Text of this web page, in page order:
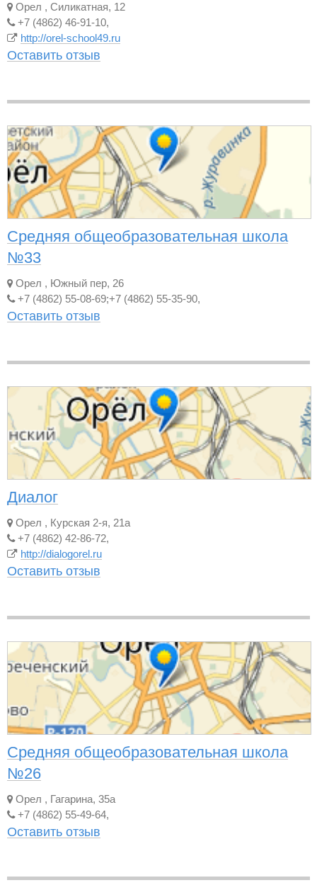
Орел , Силикатная, 12
+7 (4862) 46-91-10,
http://orel-school49.ru
Оставить отзыв
Средняя общеобразовательная школа
№33
Орел , Южный пер, 26
+7 (4862) 55-08-69;+7 (4862) 55-35-90,
Оставить отзыв
Диалог
Орел , Курская 2-я, 21а
+7 (4862) 42-86-72,
http://dialogorel.ru
Оставить отзыв
Средняя общеобразовательная школа
№26
Орел , Гагарина, 35а
+7 (4862) 55-49-64,
Оставить отзыв